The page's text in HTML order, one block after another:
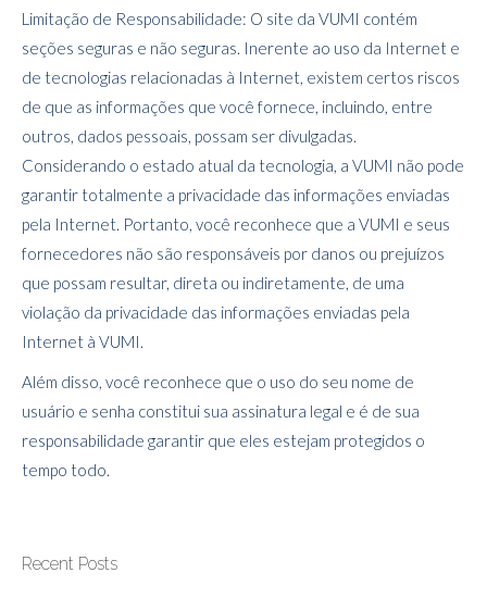
Limitação de Responsabilidade: O site da VUMI contém
seções seguras e não seguras. Inerente ao uso da Internet e
de tecnologias relacionadas à Internet, existem certos riscos
de que as informações que você fornece, incluindo, entre
outros, dados pessoais, possam ser divulgadas.
Considerando o estado atual da tecnologia, a VUMI não pode
garantir totalmente a privacidade das informações enviadas
pela Internet. Portanto, você reconhece que a VUMI e seus
fornecedores não são responsáveis por danos ou prejuízos
que possam resultar, direta ou indiretamente, de uma
violação da privacidade das informações enviadas pela
Internet à VUMI.
Além disso, você reconhece que o uso do seu nome de
usuário e senha constitui sua assinatura legal e é de sua
responsabilidade garantir que eles estejam protegidos o
tempo todo.
Recent Posts